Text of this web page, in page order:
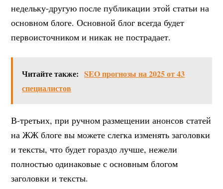
недельку-другую после публикации этой статьи на
основном блоге. Основной блог всегда будет
первоисточником и никак не пострадает.
Читайте также: SEO прогнозы на 2025 от 43
специалистов
В-третьих, при ручном размещении анонсов статей
на ЖЖ блоге вы можете слегка изменять заголовки
и тексты, что будет гораздо лучше, нежели
полностью одинаковые с основным блогом
заголовки и тексты.